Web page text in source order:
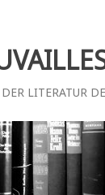
LITERATUR